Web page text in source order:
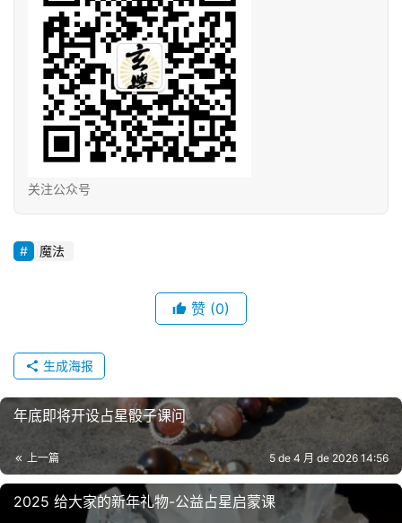
关注公众号
魔法
赞 (0)
生成海报
年底即将开设占星骰子课问
上一篇 5 de 4 月 de 2026 14:56
2025 给大家的新年礼物-公益占星启蒙课